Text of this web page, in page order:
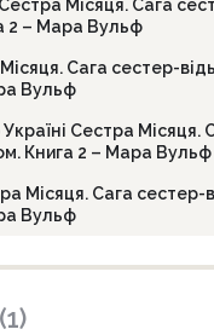
Місяця. Сага
2 – Мара Вульф
Сага сестер-
Вульф
Сестра Місяця.
Книга 2 – Мара Вульф
Місяця. Сага сестер-
Вульф
(1)